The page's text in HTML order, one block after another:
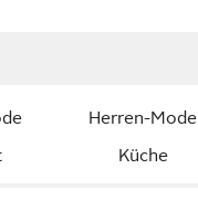
Herren-Mode
Küche